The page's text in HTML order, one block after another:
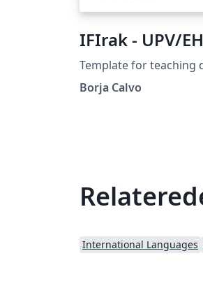
IFIrak - UPV/
Template for teaching
Borja Calvo
International Languages